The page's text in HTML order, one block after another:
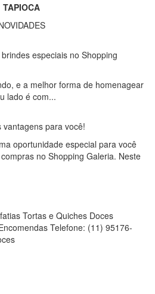
TAPIOCA
especiais no Shopping
e a melhor forma de homenagear
lado é com...
para você!
oportunidade especial para você
no Shopping Galeria. Neste
Tortas e Quiches Doces
Telefone: (11) 95176-